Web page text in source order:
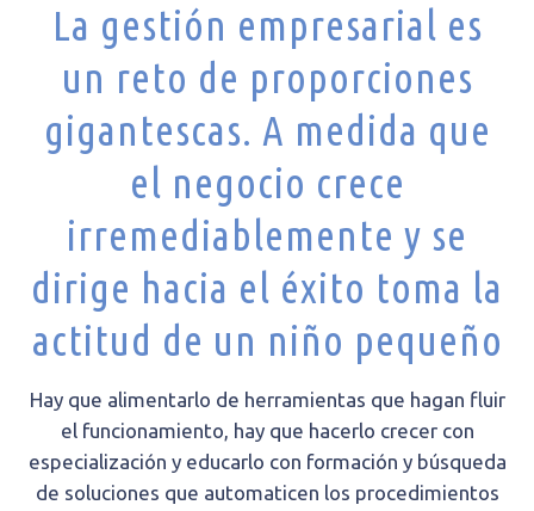
La gestión empresarial es
un reto de proporciones
gigantescas. A medida que
el negocio crece
irremediablemente y se
dirige hacia el éxito toma la
actitud de un niño pequeño
Hay que alimentarlo de herramientas que hagan fluir
el funcionamiento, hay que hacerlo crecer con
especialización y educarlo con formación y búsqueda
de soluciones que automaticen los procedimientos